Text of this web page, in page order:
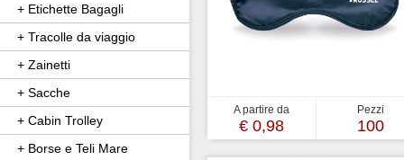
+ Etichette Bagagli
+ Tracolle da viaggio
+ Zainetti
+ Sacche
+ Cabin Trolley
+ Borse e Teli Mare
A partire da
€ 0,98
Pezzi
100